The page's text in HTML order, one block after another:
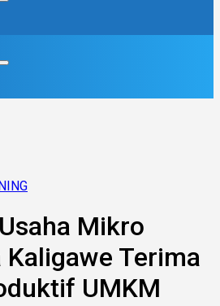
Mikro
Kaligawe Terima
UMKM